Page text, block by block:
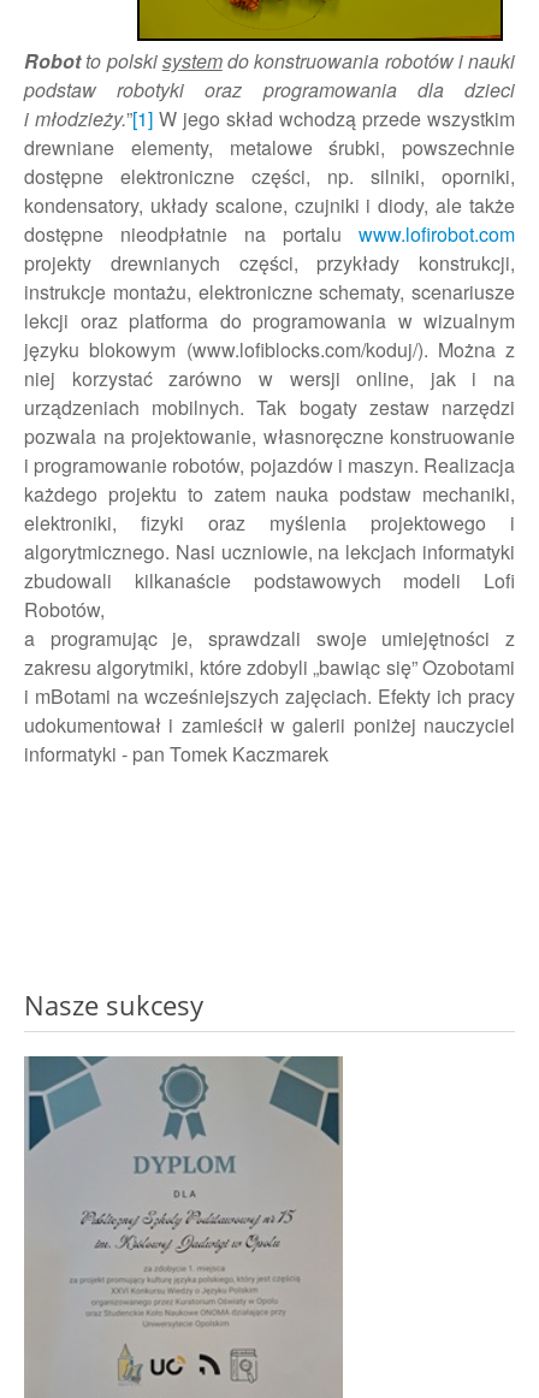
Robotto polskisystemdo konstruowania robotów i nauki
podstaw robotyki oraz programowania dla dzieci
i młodzieży.”[1] W jego skład wchodzą przede wszystkim
drewniane elementy, metalowe śrubki, powszechnie
dostępne elektroniczne części, np. silniki, oporniki,
kondensatory, układy scalone, czujniki i diody, ale także
dostępne nieodpłatnie na portalu www.lofirobot.com
projekty drewnianych części, przykłady konstrukcji,
instrukcje montażu, elektroniczne schematy, scenariusze
lekcji oraz platforma do programowania w wizualnym
języku blokowym (www.lofiblocks.com/koduj/). Można z
niej korzystać zarówno w wersji online, jak i na
urządzeniach mobilnych. Tak bogaty zestaw narzędzi
pozwala na projektowanie, własnoręczne konstruowanie
i programowanie robotów, pojazdów i maszyn. Realizacja
każdego projektu to zatem nauka podstaw mechaniki,
elektroniki, fizyki oraz myślenia projektowego i
algorytmicznego. Nasi uczniowie, na lekcjach informatyki
zbudowali kilkanaście podstawowych modeli Lofi
Robotów,
a programując je, sprawdzali swoje umiejętności z
zakresu algorytmiki, które zdobyli „bawiąc się” Ozobotami
i mBotami na wcześniejszych zajęciach. Efekty ich pracy
udokumentował i zamieścił w galerii poniżej nauczyciel
informatyki - pan Tomek Kaczmarek
Nasze sukcesy